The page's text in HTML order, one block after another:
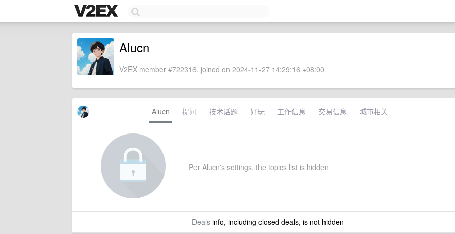
Alucn
V2EX member #722316, joined on 2024-11-27 14:29:16 +08:00
Alucn 提问 技术话题 好玩 工作信息 交易信息 城市相关
Per Alucn's settings, the topics list is hidden
Dealsinfo, including closed deals, is not hidden